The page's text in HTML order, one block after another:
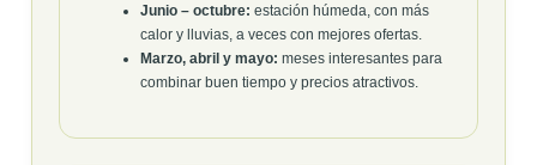
Junio – octubre: estación húmeda, con más
calor y lluvias, a veces con mejores ofertas.
Marzo, abril y mayo: meses interesantes para
combinar buen tiempo y precios atractivos.